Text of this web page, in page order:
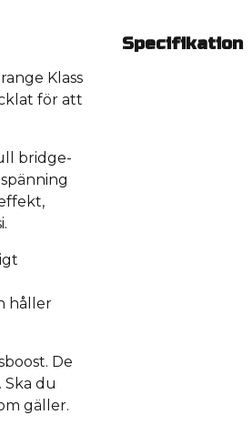
Klass
för att
bridge-
håller
De
Ska du
gäller.
Specifikation